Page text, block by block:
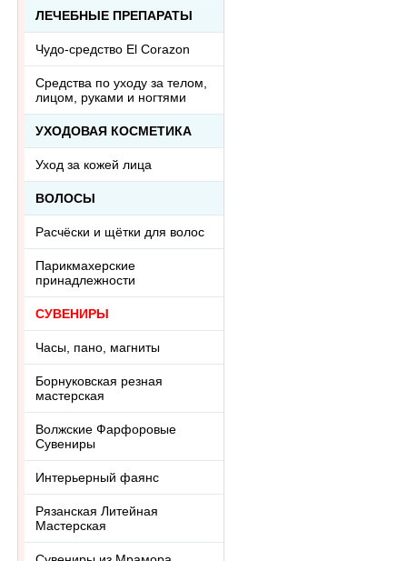
ЛЕЧЕБНЫЕ ПРЕПАРАТЫ
Чудо-средство El Corazon
Средства по уходу за телом,
лицом, руками и ногтями
УХОДОВАЯ КОСМЕТИКА
Уход за кожей лица
ВОЛОСЫ
Расчёски и щётки для волос
Парикмахерские
принадлежности
СУВЕНИРЫ
Часы, пано, магниты
Борнуковская резная
мастерская
Волжские Фарфоровые
Сувениры
Интерьерный фаянс
Рязанская Литейная
Мастерская